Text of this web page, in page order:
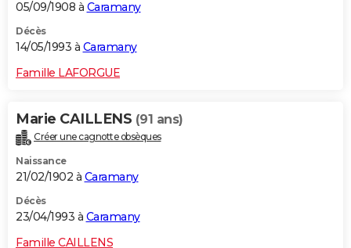
05/09/1908 à Caramany
Décès
14/05/1993 à Caramany
Famille LAFORGUE
Marie CAILLENS (91 ans)
Créer une cagnotte obsèques
Naissance
21/02/1902 à Caramany
Décès
23/04/1993 à Caramany
Famille CAILLENS